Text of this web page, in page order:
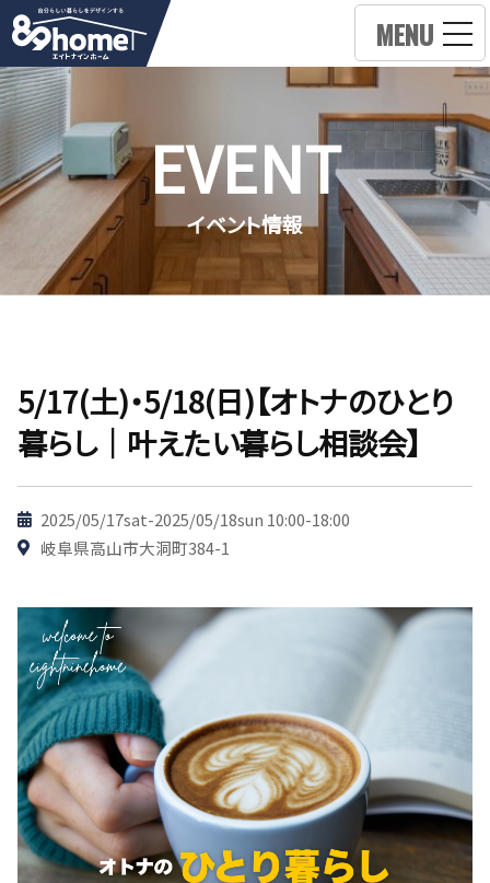
MENU
EVENT
イベント情報
5/17(土)・5/18(日)【オトナのひとり
暮らし｜叶えたい暮らし相談会】
2025/05/17sat-2025/05/18sun 10:00-18:00
岐阜県高山市大洞町384-1